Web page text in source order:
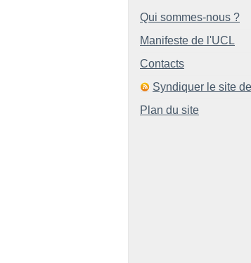
Qui sommes-nous ?
Manifeste de l'UCL
Contacts
Syndiquer le site
Plan du site